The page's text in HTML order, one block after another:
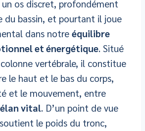
os discret, profondément
du bassin, et pourtant il joue
dans notre équilibre
et énergétique. Situé
vertébrale, il constitue
le haut et le bas du corps,
et le mouvement, entre
vital. D’un point de vue
le poids du tronc,